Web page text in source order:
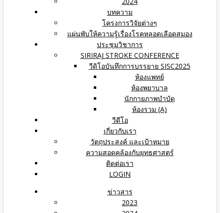
บทความ
โครงการวิจัยต่างๆ
แผ่นพับให้ความรู้เรื่องโรคหลอดเลือดสมอง
ประชุมวิชาการ
SIRIRAJ STROKE CONFERENCE
วีดิโอบันทึกการบรรยาย SISC2025
ห้องแพทย์
ห้องพยาบาล
นักกายภาพบำบัด
ห้องรวม (A)
วีดีโอ
เกี่ยวกับเรา
วัตถุประสงค์ และเป้าหมาย
ความสอดคล้องกับยุทธศาสตร์
ติดต่อเรา
LOGIN
ข่าวสาร
2023